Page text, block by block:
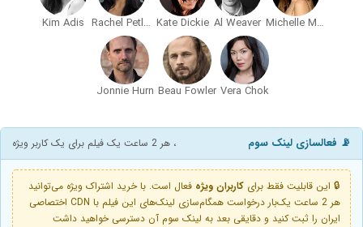
Michelle Mylett
Al Weaver
Kate Dickie
Rachel Petladwala
Kim Adis
Vera Chok
Beau Fowler
Jonnie Hurn
📡 فعالسازی لینک سوم ، هر 2 ساعت یک فیلم برای یک کاربر ویژه
🔒 این قابلیت فقط برای کاربران ویژه فعال است. با خرید اشتراک ویژه می‌توانید
هر 2 ساعت یک‌بار درخواست همگام‌سازی لینک‌های این فیلم با CDN اختصاصی
ایران را ثبت کنید و دقایقی بعد به لینک سوم آن دسترسی خواهید داشت